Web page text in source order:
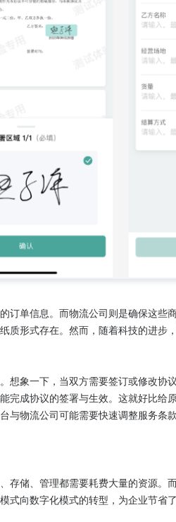
订单信息。而物流公司则是确保这些
形式存在。然而，随着科技的进步
想象一下，当双方需要签订或修改协
完成协议的签署与生效。这就好比给
与物流公司可能需要快速调整服务条
存储、管理都需要耗费大量的资源。
式向数字化模式的转型，为企业节省